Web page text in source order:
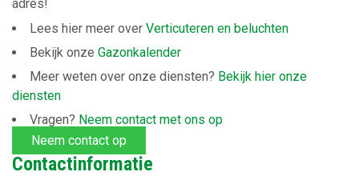
adres!
Lees hier meer over Verticuteren en beluchten
Bekijk onze Gazonkalender
Meer weten over onze diensten? Bekijk hier onze
diensten
Vragen? Neem contact met ons op
Neem contact op
Contactinformatie